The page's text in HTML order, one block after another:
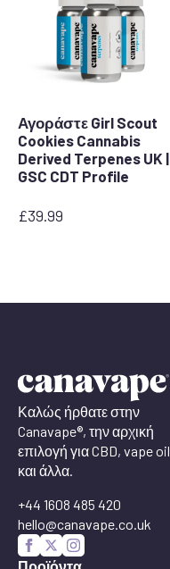
Αγοράστε Girl Scout
Cookies Cannabis
Derived Terpenes UK |
GSC CDT Profile
£39.99
Καλώς ήρθατε στην
Canavape®, την αρχική
επιλογή για CBD, vape oil
και άλλα.
+44 1608 485 420
hello@canavape.co.uk